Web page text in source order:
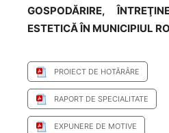
GOSPODĂRIRE,
ESTETICĂ ÎN MUNICIPIUL
PROIECT DE HOTĂRÂRE
RAPORT DE SPECIALITATE
EXPUNERE DE MOTIVE